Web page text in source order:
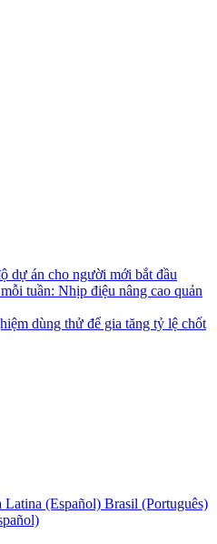
dự án cho người mới bắt đầu
tuần: Nhịp điệu nâng cao quản
dùng thử để gia tăng tỷ lệ chốt
Latina (Español) Brasil (Português)